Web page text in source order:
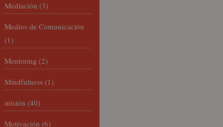
Mediación (3)
Medios de Comunicación
(1)
Mentoring (2)
Mindfulness (1)
misión (40)
Motivación (6)